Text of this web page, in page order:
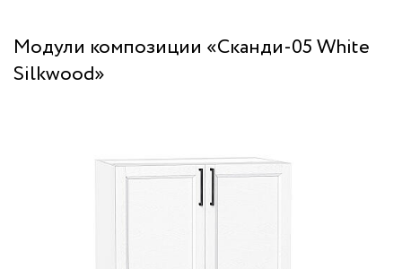
Модули композиции «Сканди-05 White
Silkwood»